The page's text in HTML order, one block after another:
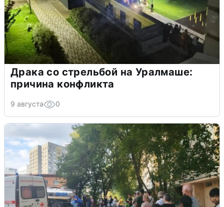
Драка со стрельбой на Уралмаше:
причина конфликта
9 августа 0